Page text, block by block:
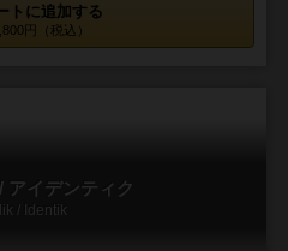
トに追加する
円（税込）
アイデンティク
/ Identik